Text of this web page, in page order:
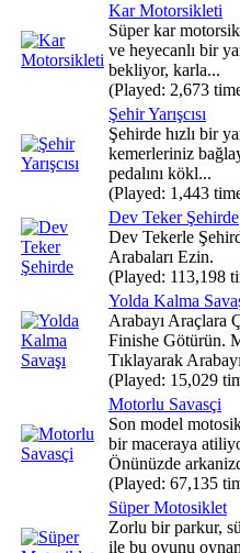
Kar Motorsikleti
Süper kar
ve heyecanlı bir
bekliyor, karla...
(Played: 2,673
Şehir Yarışcısı
Şehirde hızlı bir
kemerleriniz
pedalını kökl...
(Played: 1,443
Dev Teker Şehirde
Dev Tekerle
Arabaları Ezin.
(Played: 113,198
Yolda Kalma
Arabayı Araçlara
Finishe Götürün.
Tıklayarak
(Played: 15,029
Motorlu Savasçi
Son model
bir maceraya
Önünüzde
(Played: 67,135
Süper Motosiklet
Zorlu bir parkur,
ile bu oyunu